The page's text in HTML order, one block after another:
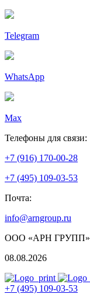
Telegram
WhatsApp
Max
Телефоны для связи:
+7 (916) 170-00-28
+7 (495) 109-03-53
Почта:
info@arngroup.ru
ООО «АРН ГРУПП»
08.08.2026
+7 (495) 109-03-53